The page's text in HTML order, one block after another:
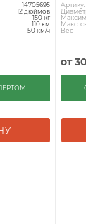
14705695
12 дюймов
150 кг
110 км
50 км/ч
Макс.
Вес
от